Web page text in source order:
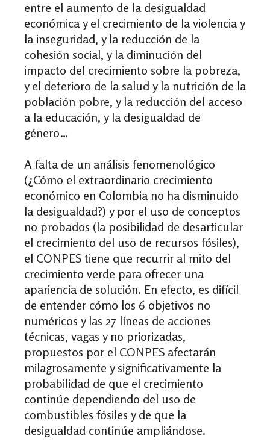
entre el aumento de la desigualdad
económica y el crecimiento de la violencia y
la inseguridad, y la reducción de la
cohesión social, y la diminución del
impacto del crecimiento sobre la pobreza,
y el deterioro de la salud y la nutrición de la
población pobre, y la reducción del acceso
a la educación, y la desigualdad de
género…
A falta de un análisis fenomenológico
(¿Cómo el extraordinario crecimiento
económico en Colombia no ha disminuido
la desigualdad?) y por el uso de conceptos
no probados (la posibilidad de desarticular
el crecimiento del uso de recursos fósiles),
el CONPES tiene que recurrir al mito del
crecimiento verde para ofrecer una
apariencia de solución. En efecto, es difícil
de entender cómo los 6 objetivos no
numéricos y las 27 líneas de acciones
técnicas, vagas y no priorizadas,
propuestos por el CONPES afectarán
milagrosamente y significativamente la
probabilidad de que el crecimiento
continúe dependiendo del uso de
combustibles fósiles y de que la
desigualdad continúe ampliándose.